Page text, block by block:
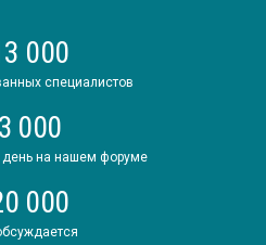
000
специалистов
000
день на нашем форуме
000